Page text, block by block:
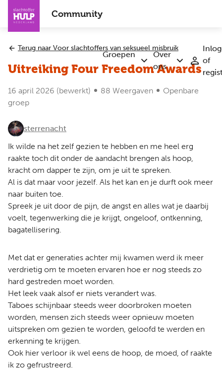
Overslaan
naar
inhoud
gaan
Community
Groepen
Submenu
Groepen
Over
ons
Submenu
Over
of
Terug naar Voor slachtoffers van seksueel misbruik
Uitreiking Four Freedom Awards
16 april 2026 (bewerkt) 88 Weergaven
Openbare
groep
sterrenacht
Ik wilde na het zelf gezien te hebben en me heel erg
raakte toch dit onder de aandacht brengen als hoop,
kracht om dapper te zijn, om je uit te spreken.
Al is dat maar voor jezelf. Als het kan en je durft ook meer
naar buiten toe.
Spreek je uit door de pijn, de angst en alles wat je daarbij
voelt, tegenwerking die je krijgt, ongeloof, ontkenning,
bagatellisering.
Met dat er generaties achter mij kwamen werd ik meer
verdrietig om te moeten ervaren hoe er nog steeds zo
hard gestreden moet worden.
Het leek vaak alsof er niets verandert was.
Taboes schijnbaar steeds weer doorbroken moeten
worden, mensen zich steeds weer opnieuw moeten
uitspreken om gezien te worden, geloofd te werden en
erkenning te krijgen.
Ook hier verloor ik wel eens de hoop, de moed, of raakte
ik zo gefrustreerd.